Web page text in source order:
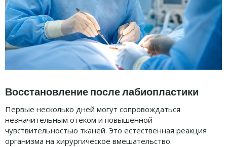
Восстановление после лабиопластики
Первые несколько дней могут сопровождаться
незначительным отёком и повышенной
чувствительностью тканей. Это естественная реакция
организма на хирургическое вмешательство.